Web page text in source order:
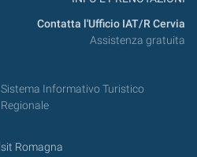
Contatta l'Ufficio IAT/R Cervia
Assistenza gratuita
Sistema Informativo Turistico
Regionale